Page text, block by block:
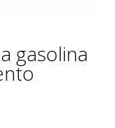
gasolina